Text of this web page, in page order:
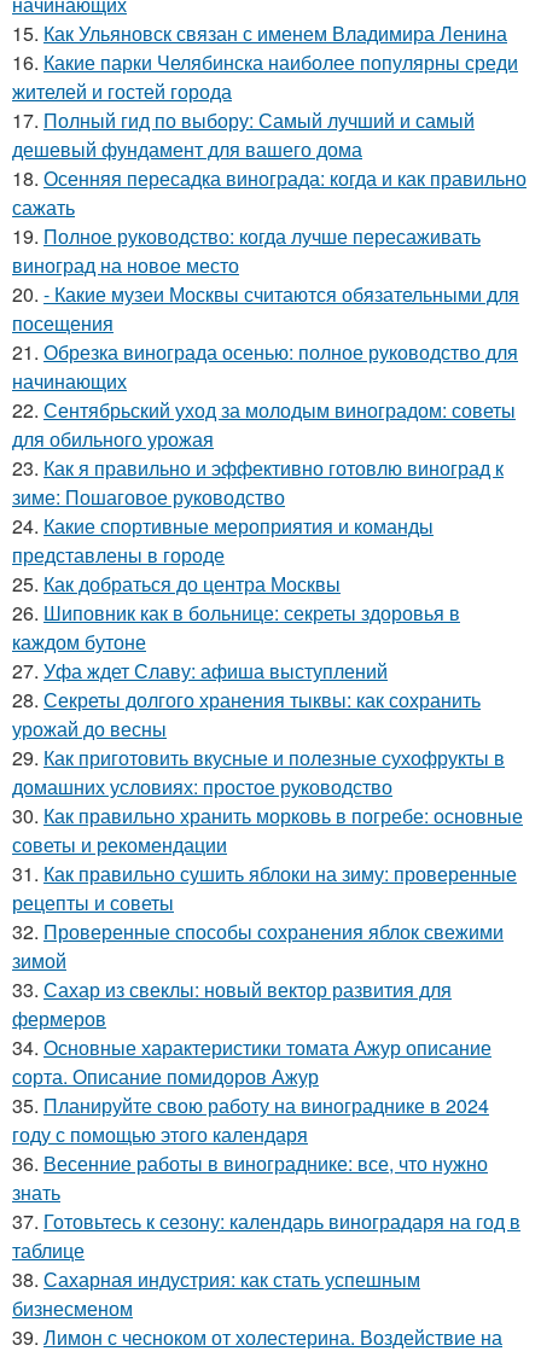
15. Как Ульяновск связан с именем Владимира Ленина
16. Какие парки Челябинска наиболее популярны среди
жителей и гостей города
17. Полный гид по выбору: Самый лучший и самый
дешевый фундамент для вашего дома
18. Осенняя пересадка винограда: когда и как правильно
сажать
19. Полное руководство: когда лучше пересаживать
виноград на новое место
20. - Какие музеи Москвы считаются обязательными для
посещения
21. Обрезка винограда осенью: полное руководство для
начинающих
22. Сентябрьский уход за молодым виноградом: советы
для обильного урожая
23. Как я правильно и эффективно готовлю виноград к
зиме: Пошаговое руководство
24. Какие спортивные мероприятия и команды
представлены в городе
25. Как добраться до центра Москвы
26. Шиповник как в больнице: секреты здоровья в
каждом бутоне
27. Уфа ждет Славу: афиша выступлений
28. Секреты долгого хранения тыквы: как сохранить
урожай до весны
29. Как приготовить вкусные и полезные сухофрукты в
домашних условиях: простое руководство
30. Как правильно хранить морковь в погребе: основные
советы и рекомендации
31. Как правильно сушить яблоки на зиму: проверенные
рецепты и советы
32. Проверенные способы сохранения яблок свежими
зимой
33. Сахар из свеклы: новый вектор развития для
фермеров
34. Основные характеристики томата Ажур описание
сорта. Описание помидоров Ажур
35. Планируйте свою работу на винограднике в 2024
году с помощью этого календаря
36. Весенние работы в винограднике: все, что нужно
знать
37. Готовьтесь к сезону: календарь виноградаря на год в
таблице
38. Сахарная индустрия: как стать успешным
бизнесменом
39. Лимон с чесноком от холестерина. Воздействие на